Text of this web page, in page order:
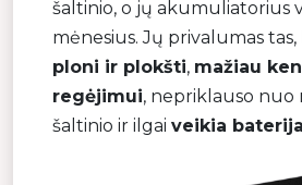
šaltinio, o jų akumuliatorius
mėnesius. Jų privalumas tas,
ploni ir plokšti, mažiau
regėjimui, nepriklauso nuo
šaltinio ir ilgai veikia baterija